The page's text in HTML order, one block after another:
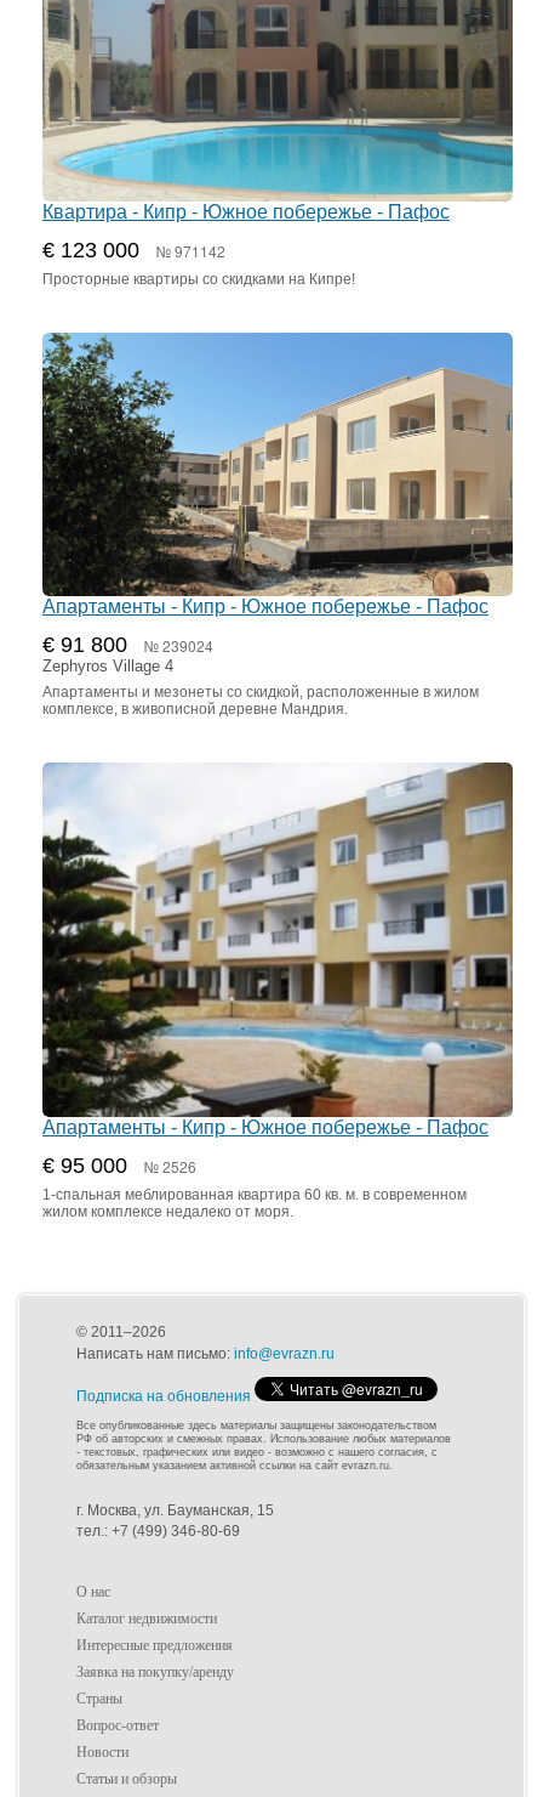
Квартира - Кипр - Южное побережье - Пафос
€ 123 000 № 971142
Просторные квартиры со скидками на Кипре!
Апартаменты - Кипр - Южное побережье - Пафос
€ 91 800 № 239024
Zephyros Village 4
Апартаменты и мезонеты со скидкой, расположенные в жилом
комплексе, в живописной деревне Мандрия.
Апартаменты - Кипр - Южное побережье - Пафос
€ 95 000 № 2526
1-спальная меблированная квартира 60 кв. м. в современном
жилом комплексе недалеко от моря.
© 2011–2026
Написать нам письмо: info@evrazn.ru
Подписка на обновления
Все опубликованные здесь материалы защищены законодательством
РФ об авторских и смежных правах. Использование любых материалов
- текстовых, графических или видео - возможно с нашего согласия, с
обязательным указанием активной ссылки на сайт evrazn.ru.
г. Москва, ул. Бауманская, 15
тел.: +7 (499) 346-80-69
О нас
Каталог недвижимости
Интересные предложения
Заявка на покупку/аренду
Страны
Вопрос-ответ
Новости
Статьи и обзоры